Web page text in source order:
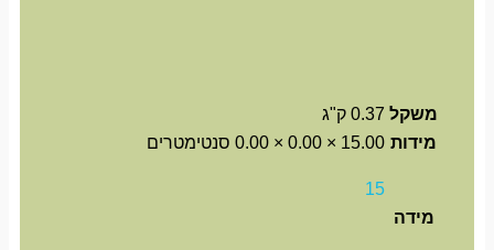
משקל 0.37 ק"ג
מידות 15.00 × 0.00 × 0.00 סנטימטרים
מידה